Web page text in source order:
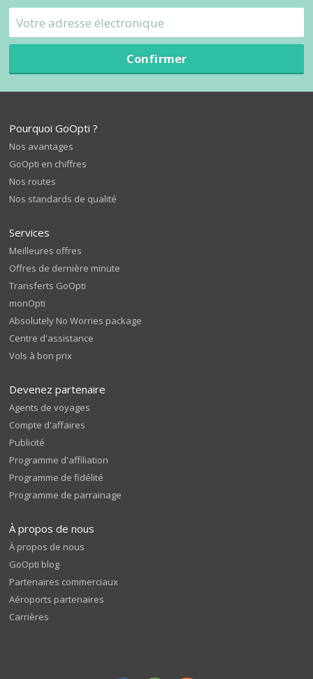
Confirmer
Pourquoi GoOpti ?
Nos avantages
GoOpti en chiffres
Nos routes
Nos standards de qualité
Services
Meilleures offres
Offres de dernière minute
Transferts GoOpti
monOpti
Absolutely No Worries package
Centre d'assistance
Vols à bon prix
Devenez partenaire
Agents de voyages
Compte d'affaires
Publicité
Programme d'affiliation
Programme de fidélité
Programme de parrainage
À propos de nous
À propos de nous
GoOpti blog
Partenaires commerciaux
Aéroports partenaires
Carrières